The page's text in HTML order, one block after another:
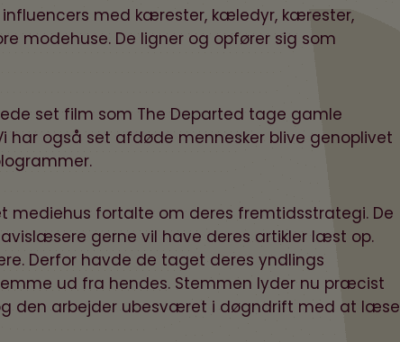
med kærester, kæledyr, kærester,
modehuse. De ligner og opfører sig som
set film som The Departed tage gamle
har også set afdøde mennesker blive genoplivet
mediehus fortalte om deres fremtidsstrategi. De
gerne vil have deres artikler læst op.
Derfor havde de taget deres yndlings
ud fra hendes. Stemmen lyder nu præcist
den arbejder ubesværet i døgndrift med at læse